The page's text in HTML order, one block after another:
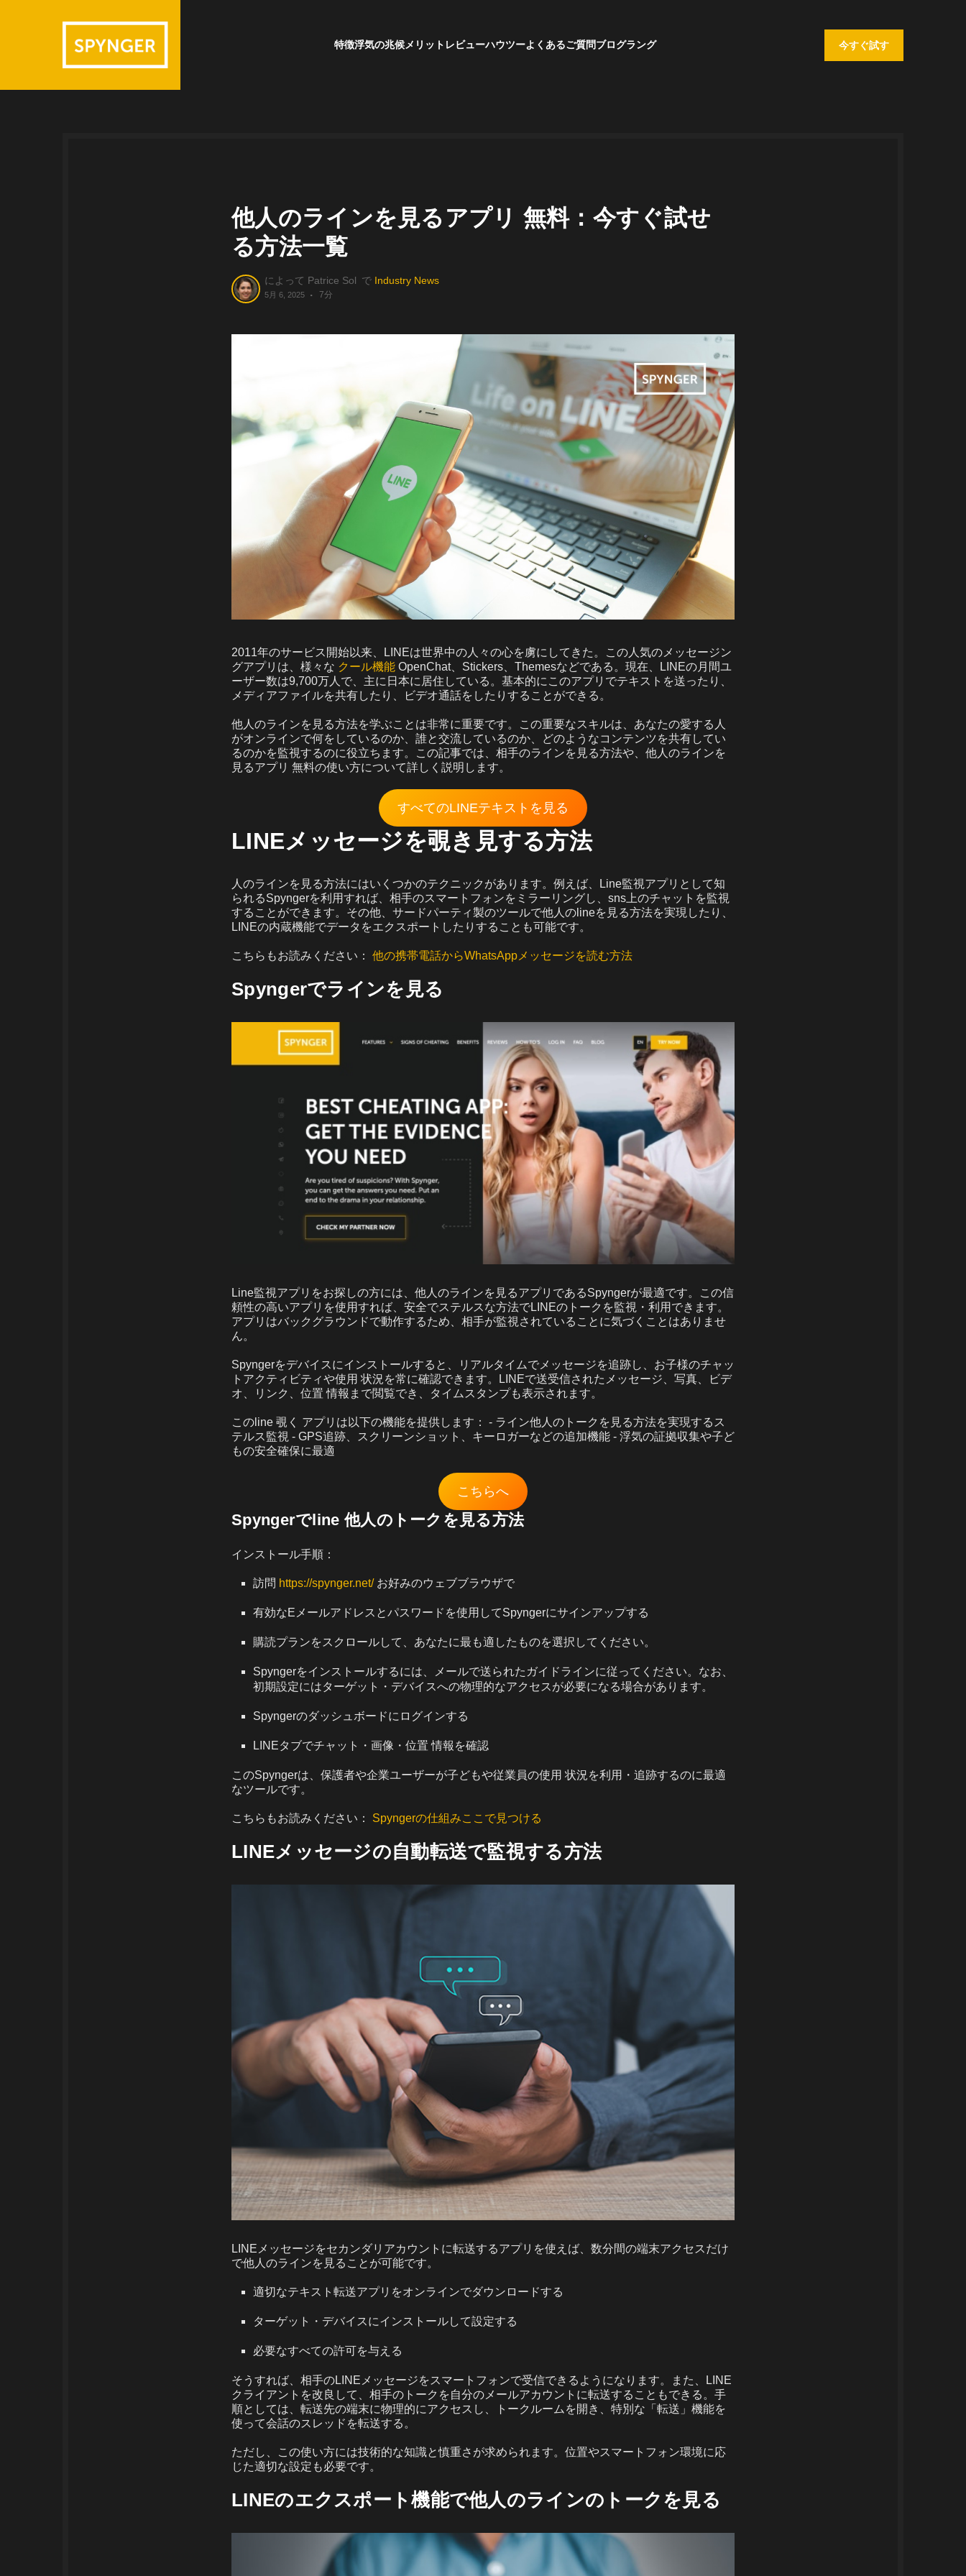
特徴浮気の兆候メリット レビューハウツーよくあるご質問ブログラング 今すぐ試す
他人のラインを見るアプリ 無料：今すぐ試せ
る方法一覧
によって Patrice Sol で Industry News
5月 6, 2025 7分
2011年のサービス開始以来、LINEは世界中の人々の心を虜にしてきた。この人気のメッセージン
グアプリは、様々な クール機能 OpenChat、Stickers、Themesなどである。現在、LINEの月間ユ
ーザー数は9,700万人で、主に日本に居住している。基本的にこのアプリでテキストを送ったり、
メディアファイルを共有したり、ビデオ通話をしたりすることができる。
他人のラインを見る方法を学ぶことは非常に重要です。この重要なスキルは、あなたの愛する人
がオンラインで何をしているのか、誰と交流しているのか、どのようなコンテンツを共有してい
るのかを監視するのに役立ちます。この記事では、相手のラインを見る方法や、他人のラインを
見るアプリ 無料の使い方について詳しく説明します。
すべてのLINEテキストを見る
LINEメッセージを覗き見する方法
人のラインを見る方法にはいくつかのテクニックがあります。例えば、Line監視アプリとして知
られるSpyngerを利用すれば、相手のスマートフォンをミラーリングし、sns上のチャットを監視
することができます。その他、サードパーティ製のツールで他人のlineを見る方法を実現したり、
LINEの内蔵機能でデータをエクスポートしたりすることも可能です。
こちらもお読みください： 他の携帯電話からWhatsAppメッセージを読む方法
Spyngerでラインを見る
Line監視アプリをお探しの方には、他人のラインを見るアプリであるSpyngerが最適です。この信
頼性の高いアプリを使用すれば、安全でステルスな方法でLINEのトークを監視・利用できます。
アプリはバックグラウンドで動作するため、相手が監視されていることに気づくことはありませ
ん。
Spyngerをデバイスにインストールすると、リアルタイムでメッセージを追跡し、お子様のチャッ
トアクティビティや使用 状況を常に確認できます。LINEで送受信されたメッセージ、写真、ビデ
オ、リンク、位置 情報まで閲覧でき、タイムスタンプも表示されます。
このline 覗く アプリは以下の機能を提供します： - ライン他人のトークを見る方法を実現するス
テルス監視 - GPS追跡、スクリーンショット、キーロガーなどの追加機能 - 浮気の証拠収集や子ど
もの安全確保に最適
こちらへ
Spyngerでline 他人のトークを見る方法
インストール手順：
訪問 https://spynger.net/お好みのウェブブラウザで
有効なEメールアドレスとパスワードを使用してSpyngerにサインアップする
購読プランをスクロールして、あなたに最も適したものを選択してください。
Spyngerをインストールするには、メールで送られたガイドラインに従ってください。なお、
初期設定にはターゲット・デバイスへの物理的なアクセスが必要になる場合があります。
Spyngerのダッシュボードにログインする
LINEタブでチャット・画像・位置 情報を確認
このSpyngerは、保護者や企業ユーザーが子どもや従業員の使用 状況を利用・追跡するのに最適
なツールです。
こちらもお読みください： Spyngerの仕組みここで見つける
LINEメッセージの自動転送で監視する方法
LINEメッセージをセカンダリアカウントに転送するアプリを使えば、数分間の端末アクセスだけ
で他人のラインを見ることが可能です。
適切なテキスト転送アプリをオンラインでダウンロードする
ターゲット・デバイスにインストールして設定する
必要なすべての許可を与える
そうすれば、相手のLINEメッセージをスマートフォンで受信できるようになります。また、LINE
クライアントを改良して、相手のトークを自分のメールアカウントに転送することもできる。手
順としては、転送先の端末に物理的にアクセスし、トークルームを開き、特別な「転送」機能を
使って会話のスレッドを転送する。
ただし、この使い方には技術的な知識と慎重さが求められます。位置やスマートフォン環境に応
じた適切な設定も必要です。
LINEのエクスポート機能で他人のラインのトークを見る